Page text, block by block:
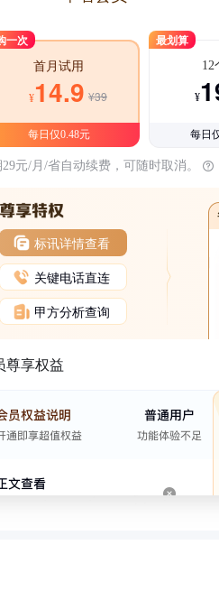
一次
首月试用
¥14.9 ¥39
每日仅0.48元
最划算
12
¥
每日
元/月/省自动续费，可随时取消。
标讯详情查看
关键电话直连
甲方分析查询
尊享权益